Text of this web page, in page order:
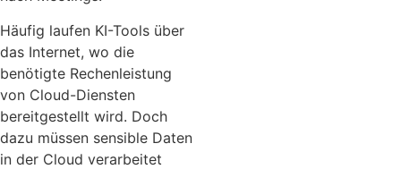
Häufig laufen KI-Tools über
das Internet, wo die
benötigte Rechenleistung
von Cloud-Diensten
bereitgestellt wird. Doch
dazu müssen sensible Daten
in der Cloud verarbeitet